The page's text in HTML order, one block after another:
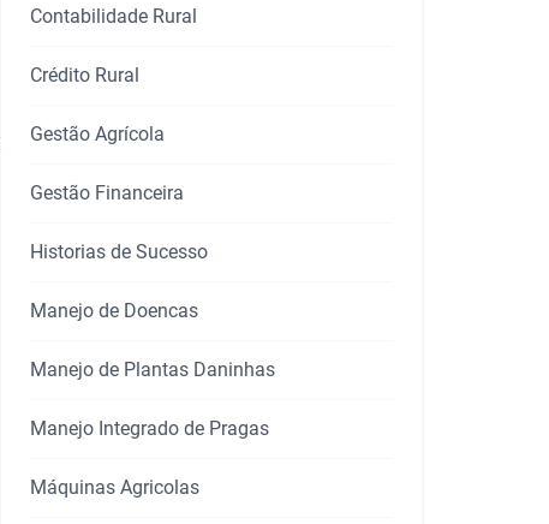
Contabilidade Rural
Crédito Rural
Gestão Agrícola
Gestão Financeira
Historias de Sucesso
Manejo de Doencas
Manejo de Plantas Daninhas
Manejo Integrado de Pragas
Máquinas Agricolas